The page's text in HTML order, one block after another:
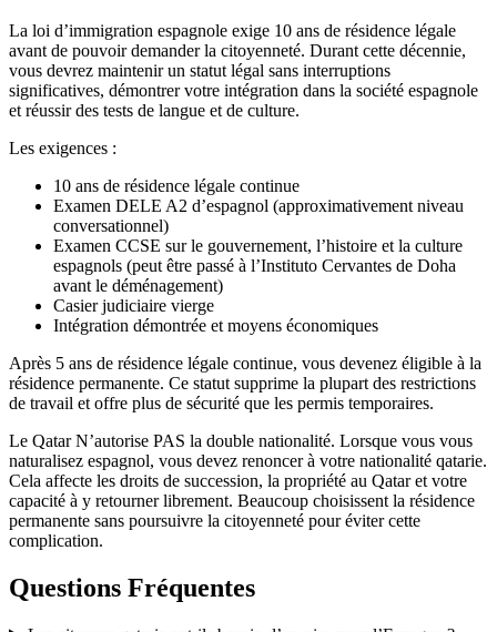
La loi d’immigration espagnole exige 10 ans de résidence légale
avant de pouvoir demander la citoyenneté. Durant cette décennie,
vous devrez maintenir un statut légal sans interruptions
significatives, démontrer votre intégration dans la société espagnole
et réussir des tests de langue et de culture.
Les exigences :
10 ans de résidence légale continue
Examen DELE A2 d’espagnol (approximativement niveau
conversationnel)
Examen CCSE sur le gouvernement, l’histoire et la culture
espagnols (peut être passé à l’Instituto Cervantes de Doha
avant le déménagement)
Casier judiciaire vierge
Intégration démontrée et moyens économiques
Après 5 ans de résidence légale continue, vous devenez éligible à la
résidence permanente. Ce statut supprime la plupart des restrictions
de travail et offre plus de sécurité que les permis temporaires.
Le Qatar N’autorise PAS la double nationalité. Lorsque vous vous
naturalisez espagnol, vous devez renoncer à votre nationalité qatarie.
Cela affecte les droits de succession, la propriété au Qatar et votre
capacité à y retourner librement. Beaucoup choisissent la résidence
permanente sans poursuivre la citoyenneté pour éviter cette
complication.
Questions Fréquentes